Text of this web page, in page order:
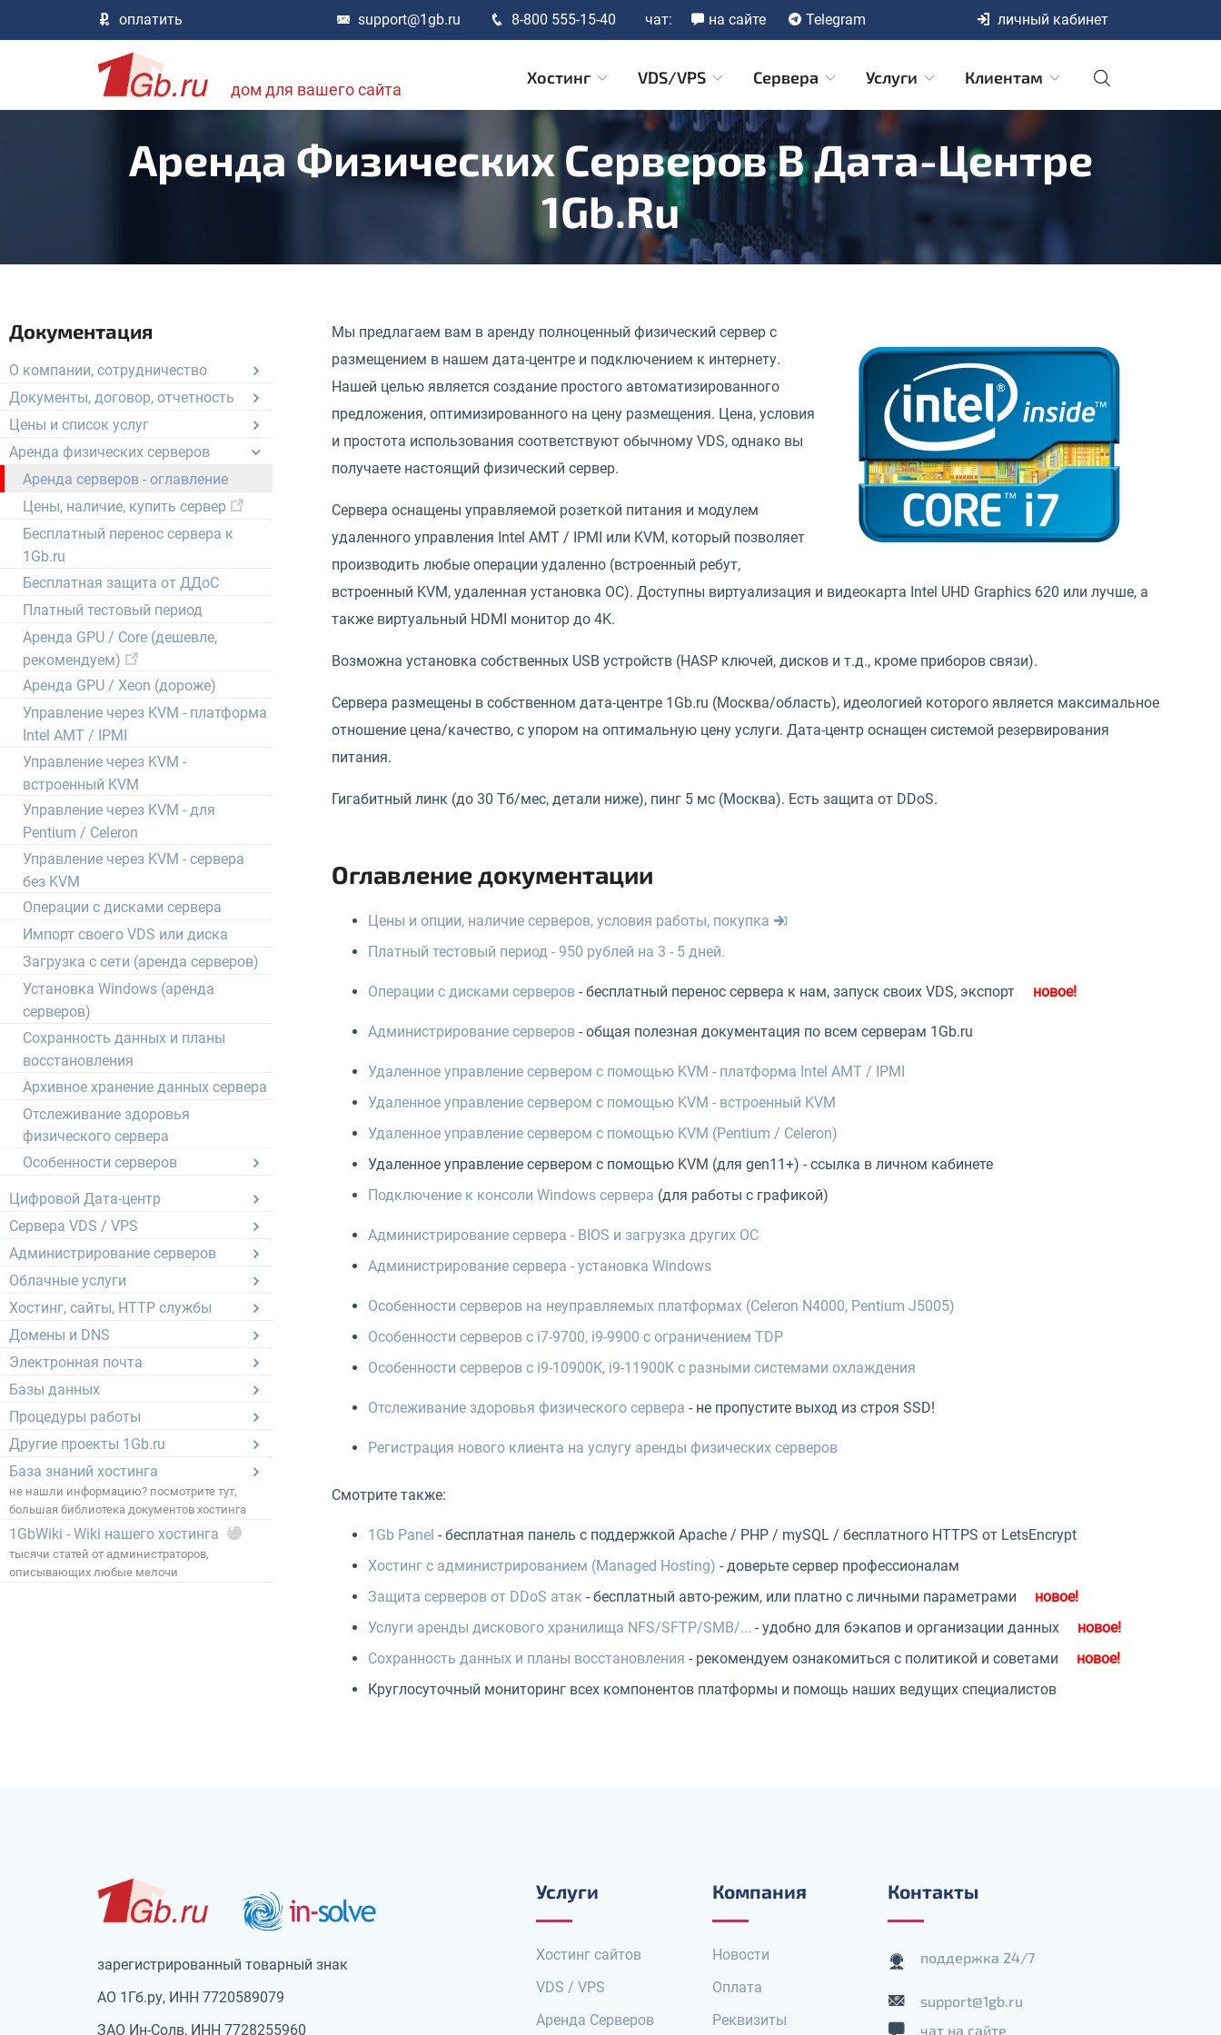
оплатить support@1gb.ru 8-800 555-15-40 чат: на сайте Telegram личный кабинет
дом для вашего сайта
Хостинг VDS/VPS Сервера Услуги Клиентам
Аренда Физических Серверов В Дата-Центре
1Gb.ru
Документация
О компании, сотрудничество
Документы, договор, отчетность
Цены и список услуг
Аренда физических серверов
Аренда серверов - оглавление
Цены, наличие, купить сервер
Бесплатный перенос сервера к
1Gb.ru
Бесплатная защита от ДДоС
Платный тестовый период
Аренда GPU / Core (дешевле,
рекомендуем)
Аренда GPU / Xeon (дороже)
Управление через KVM - платформа
Intel AMT / IPMI
Управление через KVM -
встроенный KVM
Управление через KVM - для
Pentium / Celeron
Управление через KVM - сервера
без KVM
Операции с дисками сервера
Импорт своего VDS или диска
Загрузка с сети (аренда серверов)
Установка Windows (аренда
серверов)
Сохранность данных и планы
восстановления
Архивное хранение данных сервера
Отслеживание здоровья
физического сервера
Особенности серверов
Цифровой Дата-центр
Сервера VDS / VPS
Администрирование серверов
Облачные услуги
Хостинг, сайты, HTTP службы
Домены и DNS
Электронная почта
Базы данных
Процедуры работы
Другие проекты 1Gb.ru
База знаний хостинга
не нашли информацию? посмотрите тут,
большая библиотека документов хостинга
1GbWiki - Wiki нашего хостинга
тысячи статей от администраторов,
описывающих любые мелочи
Мы предлагаем вам в аренду полноценный физический сервер с
размещением в нашем дата-центре и подключением к интернету.
Нашей целью является создание простого автоматизированного
предложения, оптимизированного на цену размещения. Цена, условия
и простота использования соответствуют обычному VDS, однако вы
получаете настоящий физический сервер.
Сервера оснащены управляемой розеткой питания и модулем
удаленного управления Intel AMT / IPMI или KVM, который позволяет
производить любые операции удаленно (встроенный ребут,
встроенный KVM, удаленная установка ОС). Доступны виртуализация и видеокарта Intel UHD Graphics 620 или лучше, а
также виртуальный HDMI монитор до 4K.
Возможна установка собственных USB устройств (HASP ключей, дисков и т.д., кроме приборов связи).
Сервера размещены в собственном дата-центре 1Gb.ru (Москва/область), идеологией которого является максимальное
отношение цена/качество, с упором на оптимальную цену услуги. Дата-центр оснащен системой резервирования
питания.
Гигабитный линк (до 30 Тб/мес, детали ниже), пинг 5 мс (Москва). Есть защита от DDoS.
Оглавление документации
Цены и опции, наличие серверов, условия работы, покупка
Платный тестовый период - 950 рублей на 3 - 5 дней.
Операции с дисками серверов - бесплатный перенос сервера к нам, запуск своих VDS, экспорт
Администрирование серверов - общая полезная документация по всем серверам 1Gb.ru
Удаленное управление сервером с помощью KVM - платформа Intel AMT / IPMI
Удаленное управление сервером с помощью KVM - встроенный KVM
Удаленное управление сервером с помощью KVM (Pentium / Celeron)
Удаленное управление сервером с помощью KVM (для gen11+) - ссылка в личном кабинете
Подключение к консоли Windows сервера (для работы с графикой)
Администрирование сервера - BIOS и загрузка других ОС
Администрирование сервера - установка Windows
Особенности серверов на неуправляемых платформах (Celeron N4000, Pentium J5005)
Особенности серверов с i7-9700, i9-9900 с ограничением TDP
Особенности серверов с i9-10900K, i9-11900K с разными системами охлаждения
Отслеживание здоровья физического сервера - не пропустите выход из строя SSD!
Регистрация нового клиента на услугу аренды физических серверов
Смотрите также:
1Gb Panel - бесплатная панель с поддержкой Apache / PHP / mySQL / бесплатного HTTPS от LetsEncrypt
Хостинг с администрированием (Managed Hosting) - доверьте сервер профессионалам
Защита серверов от DDoS атак - бесплатный авто-режим, или платно с личными параметрами
Услуги аренды дискового хранилища NFS/SFTP/SMB/... - удобно для бэкапов и организации данных
Сохранность данных и планы восстановления - рекомендуем ознакомиться с политикой и советами
Круглосуточный мониторинг всех компонентов платформы и помощь наших ведущих специалистов
зарегистрированный товарный знак
АО 1Гб.ру, ИНН 7720589079
ЗАО Ин-Солв, ИНН 7728255960
Услуги
Хостинг сайтов
VDS / VPS
Аренда Серверов
Компания
Новости
Оплата
Реквизиты
Контакты
поддержка 24/7
support@1gb.ru
чат на сайте